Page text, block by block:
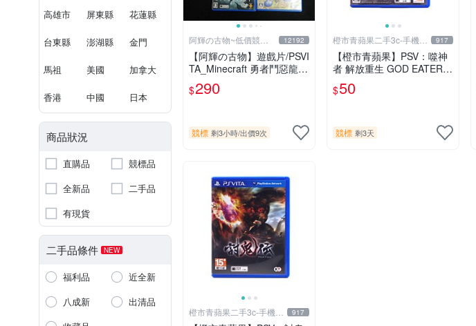
高雄市 屏東縣 花蓮縣
台東縣 澎湖縣 金門
馬祖 美國 加拿大
香港 中國 日本
商品狀況
直購品
競標品
全新品
二手品
有現貨
二手品條件 NEW
福利品
近全新
八成新
出清品
阿輝の古物~低價競標
五六日結標
12192
【阿輝の古物】遊戲片/PSVI
TA_Minecraft 勇者鬥惡龍
殺戮地帶 英雄傳說 槍彈辯
駁 一批合售_刮痕污漬_1元
$290
競標 剩3小時/出價9次
橙市青蘋果二手3c-手機/
相機
917
【橙市青蘋果】PSV：噬神
者 解放重生 GOD EATER R
ESURRECTION 日版 #194
91
$50
競標 剩3天
橙市青蘋果二手3c-手機/
相機
917